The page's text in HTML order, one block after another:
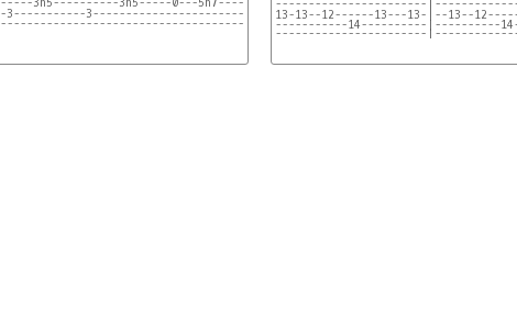
------------------------------------------------
-----------------------
-----------14----------|----------
-----------------------